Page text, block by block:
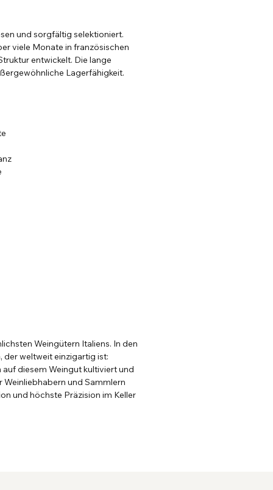
und sorgfältig selektioniert.
viele Monate in französischen
entwickelt. Die lange
Lagerfähigkeit.
Weingütern Italiens. In den
der weltweit einzigartig ist:
diesem Weingut kultiviert und
und Sammlern
und höchste Präzision im Keller